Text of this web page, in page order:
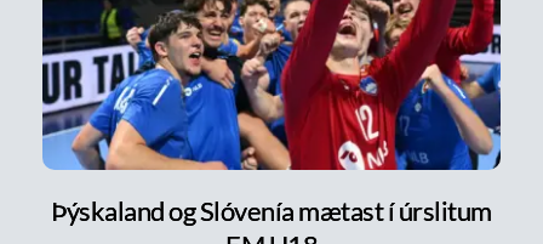
Þýskaland og Slóvenía mætast í úrslitum